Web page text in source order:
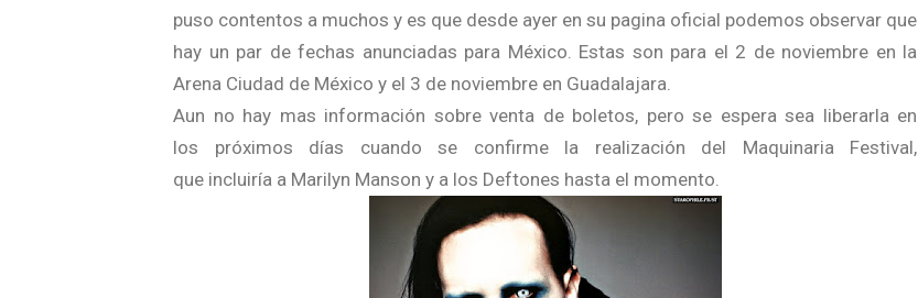
puso contentos a muchos y es que desde ayer en su pagina oficial podemos observar que
hay un par de fechas anunciadas para México. Estas son para el 2 de noviembre en la
Arena Ciudad de México y el 3 de noviembre en Guadalajara.
Aun no hay mas información sobre venta de boletos, pero se espera sea liberarla en
los próximos días cuando se confirme la realización del Maquinaria Festival,
que incluiría a Marilyn Manson y a los Deftones hasta el momento.